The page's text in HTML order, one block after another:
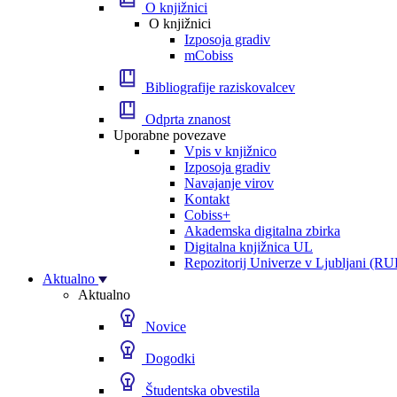
O knjižnici
O knjižnici
Izposoja gradiv
mCobiss
Bibliografije raziskovalcev
Odprta znanost
Uporabne povezave
Vpis v knjižnico
Izposoja gradiv
Navajanje virov
Kontakt
Cobiss+
Akademska digitalna zbirka
Digitalna knjižnica UL
Repozitorij Univerze v Ljubljani
Aktualno
Aktualno
Novice
Dogodki
Študentska obvestila